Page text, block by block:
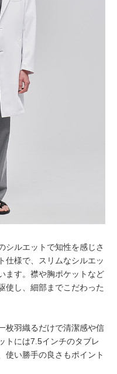
シルエットで知性を感じさ
仕様で、スリムなシルエッ
ます。襟や胸ポケットなど
使し、細部までこだわった
枚羽織るだけで清潔感や信
トには7.5インチのタブレ
使い勝手の良さもポイント